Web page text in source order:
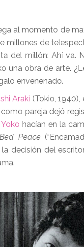
al momento de
millones de
del millón: Ahí va.
una obra de arte.
envenenado.
Araki (Tokio,
pareja dejó
Yoko hacían en la
Bed Peace
la decisión del